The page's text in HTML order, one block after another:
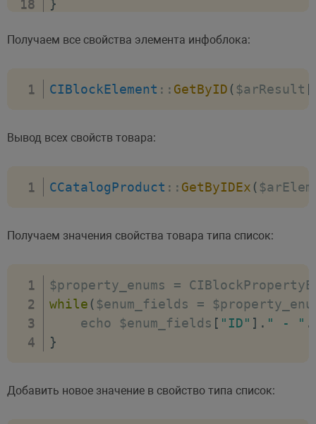
}
Получаем все свойства элемента инфоблока:
CIBlockElement : : GetByID ( $arResult [
Вывод всех свойств товара:
CCatalogProduct : : GetByIDEx (
Получаем значения свойства товара типа список:
$property_enums =
while ( $enum_fields =
    echo $enum_fields
[ "ID" ] . " - " .
}
Добавить новое значение в свойство типа список: